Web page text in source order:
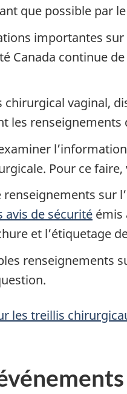
que possible par
importantes
Canada continue
vaginal,
les renseignements
Pour ce
sur
avis de sécurité émis
et l’étiquetage
renseignements
les treillis